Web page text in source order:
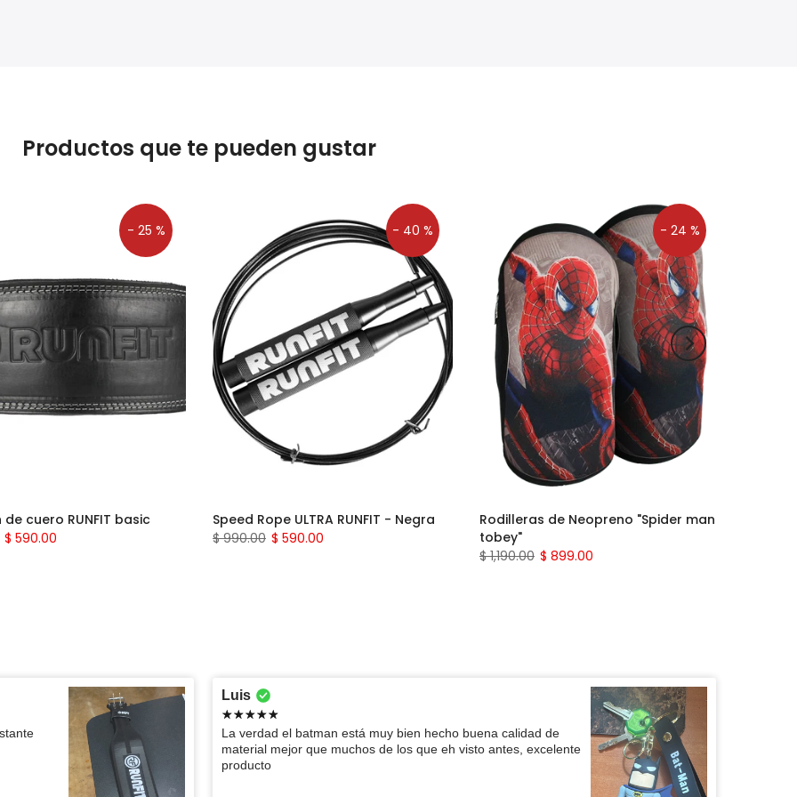
Productos que te pueden gustar
- 25 %
cuero RUNFIT basic
$ 590.00
- 40 %
Speed Rope ULTRA RUNFIT - Negra
$ 990.00 $ 590.00
- 24 %
Rodilleras de Neopreno "Spider man
tobey"
$ 1,190.00 $ 899.00
Luis
La verdad el batman está muy bien hecho buena calidad de
material mejor que muchos de los que eh visto antes, excelente
producto
Santiago
Pude meter un viaje de una semana dentro
de la mochila
Mochila PREMIUM - Beige 45L
Excelente producto material con una calidad
espectacular. 💯 Recomendable. ❤️
Compré un parche de bandera de
Mexicos. Me gustó mucho su calidad, y
se ve excelente en la mochila para
Excelente producto, lo recomiendo bastante
Muy buena calidad la mochila y la
Priscila Paola
Gesly Rachel